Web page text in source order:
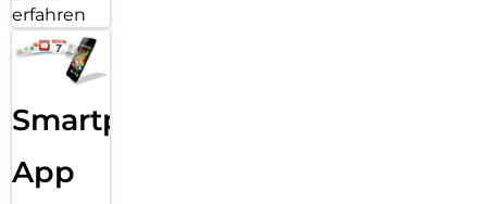
erfahren
Smartphone
App